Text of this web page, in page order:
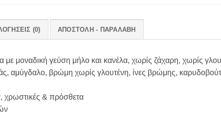
(0) ΑΠΟΣΤΟΛΗ - ΠΑΡΑΛΑΒΗ
με μοναδική γεύση μήλο και κανέλα, χωρίς ζάχαρη, χωρίς
αμύγδαλο, βρώμη χωρίς γλουτένη, ίνες βρώμης,
χρωστικές & πρόσθετα